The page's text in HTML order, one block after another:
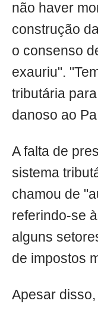
não haver
construção
o consenso
exauriu".
tributária
danoso ao
A falta de
sistema
chamou de
referindo-se
alguns
de impostos
Apesar